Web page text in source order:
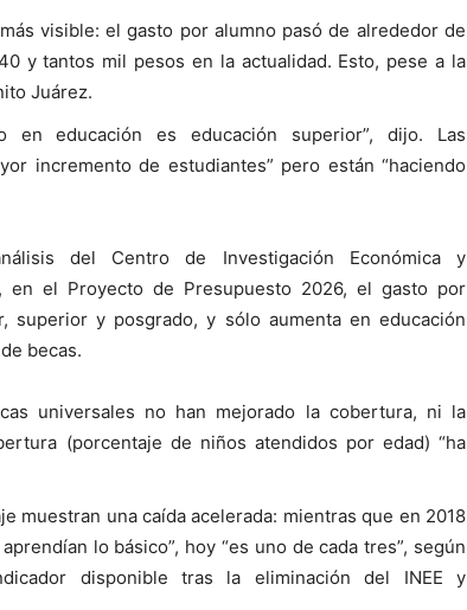
visible: el gasto por alumno pasó de alrededor de
y tantos mil pesos en la actualidad. Esto, pese a la
Juárez.
en educación es educación superior”, dijo. Las
incremento de estudiantes” pero están “haciendo
del Centro de Investigación Económica y
en el Proyecto de Presupuesto 2026, el gasto por
superior y posgrado, y sólo aumenta en educación
becas.
universales no han mejorado la cobertura, ni la
(porcentaje de niños atendidos por edad) “ha
muestran una caída acelerada: mientras que en 2018
lo básico”, hoy “es uno de cada tres”, según
disponible tras la eliminación del INEE y